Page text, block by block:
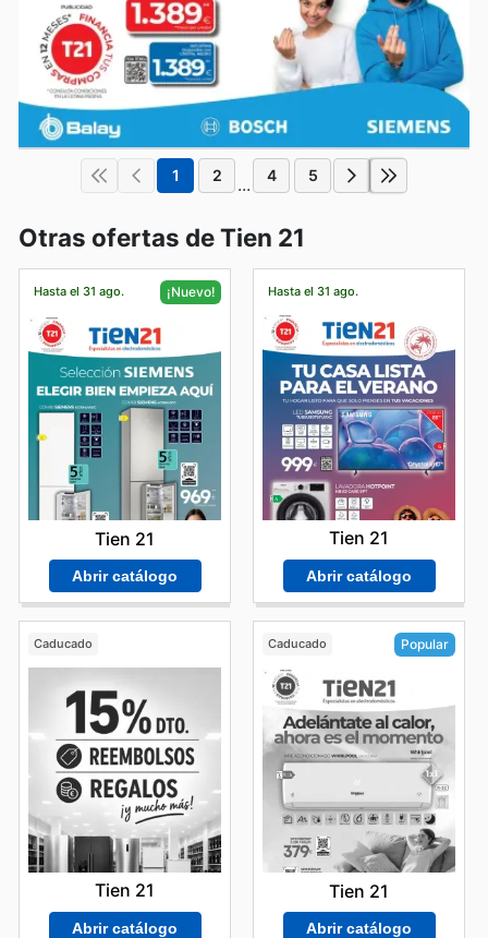
1 2 ... 4 5
Otras ofertas de Tien 21
Hasta el 31 ago. ¡Nuevo!
Tien 21
Abrir catálogo
Hasta el 31 ago.
Tien 21
Abrir catálogo
Caducado
Tien 21
Abrir catálogo
Caducado Popular
Tien 21
Abrir catálogo